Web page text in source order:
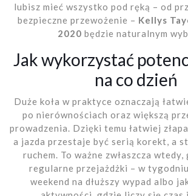
lubisz mieć wszystko pod ręką – od
bezpieczne przewożenie – Kellys
2020 będzie naturalnym
Jak wykorzystać
na co dzień
Duże koła w praktyce oznaczają
po nierównościach oraz większą
prowadzenia. Dzięki temu łatwiej
a jazda przestaje być serią korekt, a
ruchem. To ważne zwłaszcza
regularne przejażdżki – w
weekend na dłuższy wypad albo